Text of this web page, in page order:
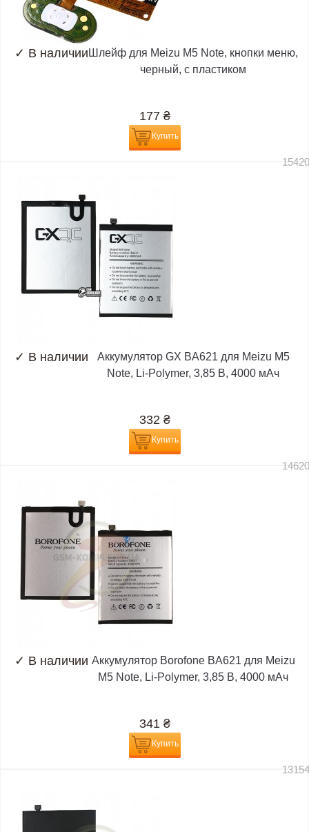
✓ В наличии Шлейф для Meizu M5 Note, кнопки меню,
черный, с пластиком
177 ₴
Купить
✓ В наличии
Аккумулятор GX BA621 для Meizu M5
Note, Li-Polymer, 3,85 B, 4000 мАч
332 ₴
Купить
✓ В наличии Аккумулятор Borofone BA621 для Meizu
M5 Note, Li-Polymer, 3,85 B, 4000 мАч
341 ₴
Купить